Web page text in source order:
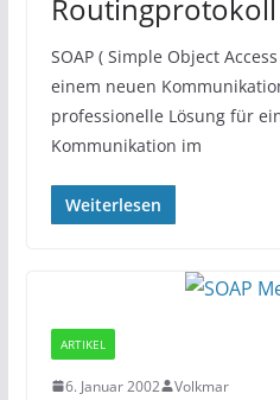
Routingprotokoll
SOAP ( Simple Object
einem neuen
professionelle Lösung für
Kommunikation im
Weiterlesen
ARTIKEL
6. Januar 2002 Volkmar